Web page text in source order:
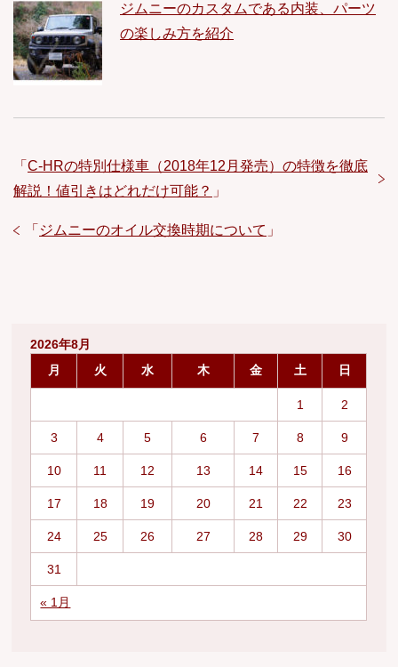
ジムニーのカスタムである内装、パーツ
の楽しみ方を紹介
「 C-HRの特別仕様車（2018年12月発売）の特徴を徹底
解説！値引きはどれだけ可能？ 」
「 ジムニーのオイル交換時期について 」
2026年8月
月
火 水 木 金 土 日
« 1月
1 2
3 4 5 6 7 8 9
10 11 12 13 14 15 16
17 18 19 20 21 22 23
24 25 26 27 28 29 30
31